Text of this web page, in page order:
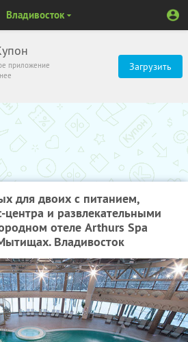
приложение
Загрузить
Владивосток
для двоих с питанием,
и развлекательными
отеле Arthurs Spa
Владивосток